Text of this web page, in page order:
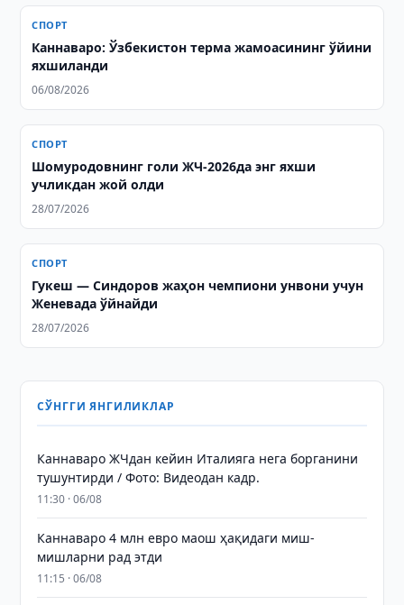
СПОРТ
Каннаваро: Ўзбекистон терма жамоасининг ўйини
яхшиланди
06/08/2026
СПОРТ
Шомуродовнинг голи ЖЧ-2026да энг яхши
учликдан жой олди
28/07/2026
СПОРТ
Гукеш — Синдоров жаҳон чемпиони унвони учун
Женевада ўйнайди
28/07/2026
СЎНГГИ ЯНГИЛИКЛАР
Каннаваро ЖЧдан кейин Италияга нега борганини
тушунтирди / Фото: Видеодан кадр.
11:30 · 06/08
Каннаваро 4 млн евро маош ҳақидаги миш-
мишларни рад этди
11:15 · 06/08